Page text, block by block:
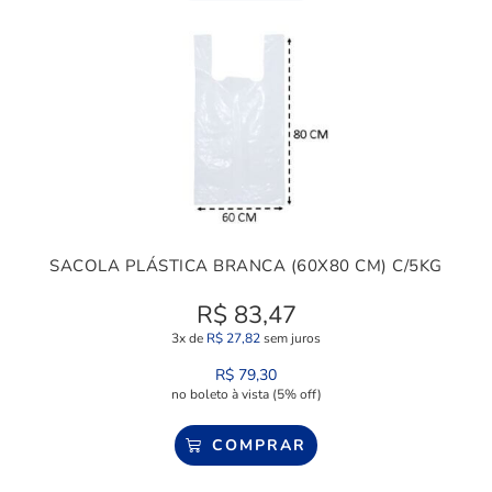
SACOLA PLÁSTICA BRANCA (60X80 CM) C/5KG
R$ 83,47
3x de R$ 27,82sem juros
R$ 79,30
no boleto à vista (5% off)
COMPRAR